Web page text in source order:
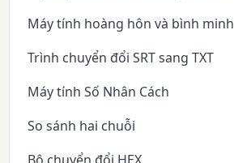
Máy tính hoàng hôn và bình minh
Trình chuyển đổi SRT sang TXT
Máy tính Số Nhân Cách
So sánh hai chuỗi